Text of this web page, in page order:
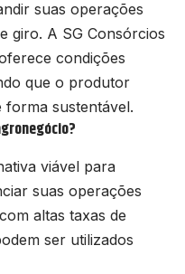
suas operações
giro. A SG Consórcios
condições
que o produtor
forma sustentável.
viável para
suas operações
altas taxas de
ser utilizados